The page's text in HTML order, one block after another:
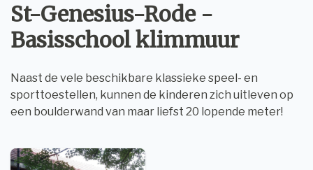
St-Genesius-Rode -
Basisschool klimmuur
Naast de vele beschikbare klassieke speel- en
sporttoestellen, kunnen de kinderen zich uitleven op
een boulderwand van maar liefst 20 lopende meter!